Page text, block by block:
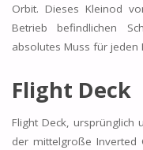
Orbit. Dieses Kleinod
Betrieb befindlichen
absolutes Muss für jeden
Flight Deck
Flight Deck,
der mittelgroße Inverted